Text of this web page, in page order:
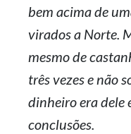
bem acima de
virados a Norte.
mesmo de
três vezes e não
dinheiro era dele
conclusões.